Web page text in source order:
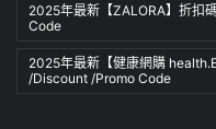
2025年最新【ZALORA】折扣
Code
2025年最新【健康網購
/Discount /Promo Code